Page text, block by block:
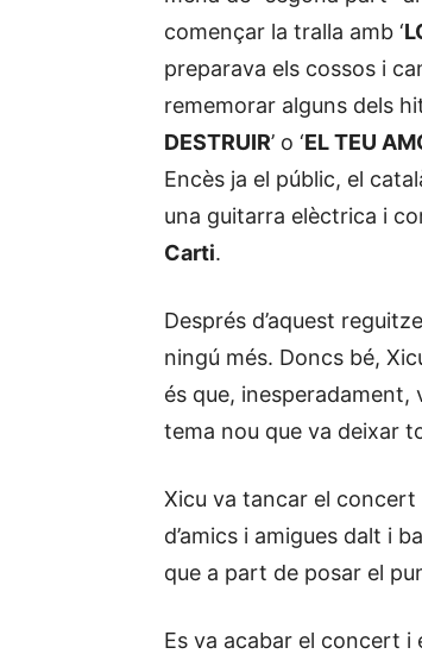
començar la tralla amb ‘
preparava els cossos i
rememorar alguns dels
DESTRUIR’ o ‘EL TEU
Encès ja el públic, el
una guitarra elèctrica i
Carti.
Després d’aquest
ningú més. Doncs bé,
és que, inesperadament,
tema nou que va deixar
Xicu va tancar el concert
d’amics i amigues dalt i
que a part de posar el
Es va acabar el concert i